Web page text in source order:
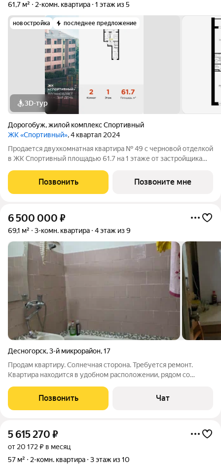
61,7 м²
2-комн. квартира 1 этаж из 5
новостройка последнее предложение
3D-тур
Дорогобуж,жилой комплекс Спортивный
ЖК «Спортивный», 4 квартал 2024
Продается двухкомнатная квартира № 49 с черновой отделкой
в ЖК Спортивный площадью 61.7 на 1 этаже от застройщика
Смоленской области, г. Дорогобуж - многоквартирный 5-ти
этажный жилой дом.
Позвонить Позвоните мне
6 500 000 ₽
69,1 м² 3-комн. квартира 4 этаж из 9
Десногорск,3-й микрорайон,17
Продам квартиру. Солнечная сторона. Требуется ремонт.
Квартира находится в удобном расположении, рядом со
новая большая парковка.
Позвонить Чат
5 615 270 ₽
от 20 172 ₽ в месяц
57 м²
2-комн. квартира 3 этаж из 10